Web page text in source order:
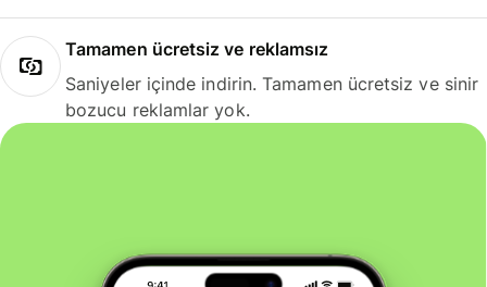
Tamamen ücretsiz ve reklamsız
Saniyeler içinde indirin. Tamamen ücretsiz ve sinir
bozucu reklamlar yok.